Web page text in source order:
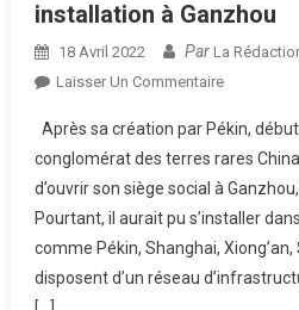
installation à Ganzhou
18 Avril 2022 Par La
Laisser Un CommentaireSur
Rare
Earth
Group
:
Les
Raisons
Après sa création par Pékin,
conglomérat des terres rares
d’ouvrir son siège social à
Pourtant, il aurait pu s’installer
comme Pékin, Shanghai,
disposent d’un réseau